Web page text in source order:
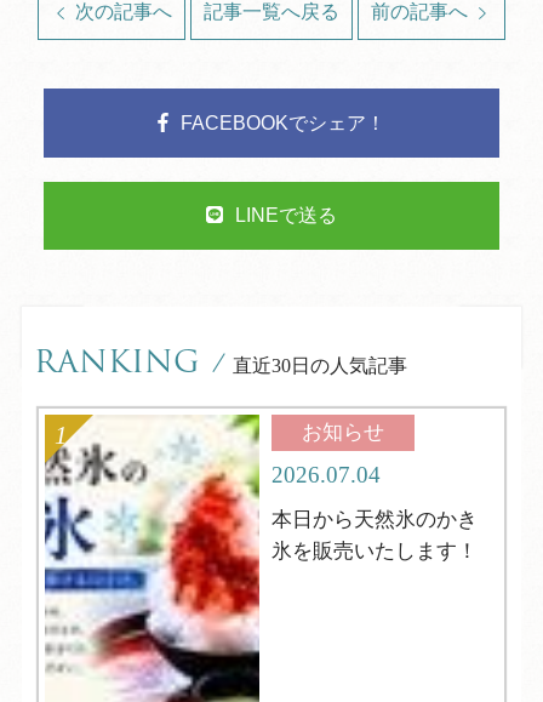
次の記事へ 記事一覧へ戻る 前の記事へ
FACEBOOKでシェア！
LINEで送る
RANKING / 直近30日の人気記事
お知らせ
2026.07.04
本日から天然氷のかき
氷を販売いたします！